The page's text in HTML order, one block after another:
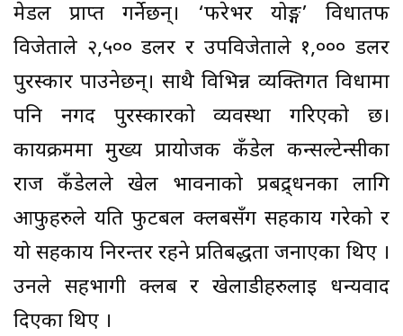
मेडल प्राप्त गर्नेछन्। ‘फरेभर योङ्ग’ विधातर्फ
विजेताले २,५०० डलर र उपविजेताले १,००० डलर
पुरस्कार पाउनेछन्। साथै विभिन्न व्यक्तिगत विधामा
पनि नगद पुरस्कारको व्यवस्था गरिएको छ।
कार्यक्रममा मुख्य प्रायोजक कँडेल कन्सल्टेन्सीका
राज कँडेलले खेल भावनाको प्रबद्र्धनका लागि
आफुहरुले यति फुटबल क्लबसँग सहकार्य गरेको र
यो सहकार्य निरन्तर रहने प्रतिबद्धता जनाएका थिए ।
उनले सहभागी क्लब र खेलाडीहरुलाई धन्यवाद
दिएका थिए ।